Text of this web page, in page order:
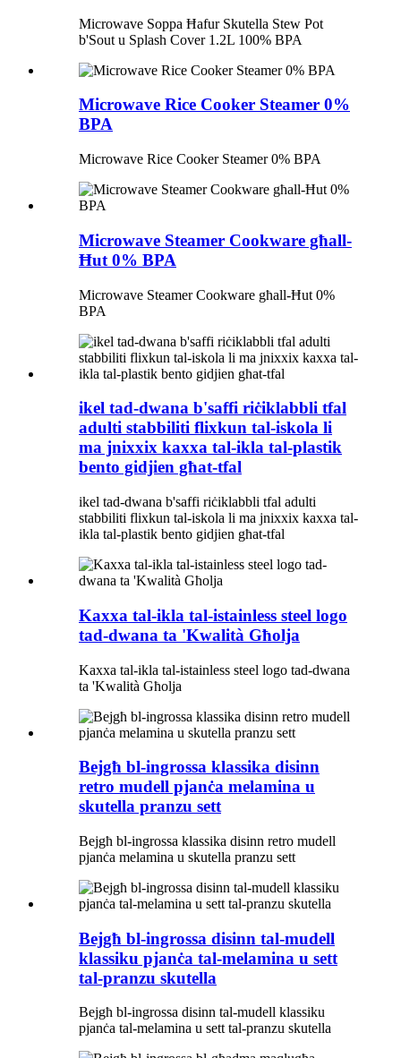
Microwave Soppa Ħafur Skutella Stew Pot
b'Sout u Splash Cover 1.2L 100% BPA
Microwave Rice Cooker Steamer 0%
BPA
Microwave Rice Cooker Steamer 0% BPA
Microwave Steamer Cookware għall-
Ħut 0% BPA
Microwave Steamer Cookware għall-Ħut 0%
BPA
ikel tad-dwana b'saffi riċiklabbli tfal
adulti stabbiliti flixkun tal-iskola li
ma jnixxix kaxxa tal-ikla tal-plastik
bento gidjien għat-tfal
ikel tad-dwana b'saffi riċiklabbli tfal adulti
stabbiliti flixkun tal-iskola li ma jnixxix kaxxa tal-
ikla tal-plastik bento gidjien għat-tfal
Kaxxa tal-ikla tal-istainless steel logo
tad-dwana ta 'Kwalità Għolja
Kaxxa tal-ikla tal-istainless steel logo tad-dwana
ta 'Kwalità Għolja
Bejgħ bl-ingrossa klassika disinn
retro mudell pjanċa melamina u
skutella pranzu sett
Bejgħ bl-ingrossa klassika disinn retro mudell
pjanċa melamina u skutella pranzu sett
Bejgħ bl-ingrossa disinn tal-mudell
klassiku pjanċa tal-melamina u sett
tal-pranzu skutella
Bejgħ bl-ingrossa disinn tal-mudell klassiku
pjanċa tal-melamina u sett tal-pranzu skutella